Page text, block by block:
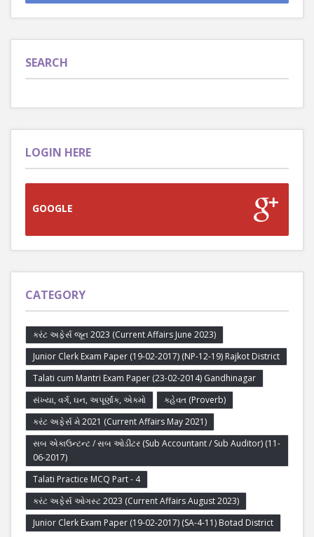
SEARCH
LOGIN HERE
GOOGLE
CATEGORY
કરંટ અફેર્સ જૂન 2023 (Current Affairs June 2023)
Junior Clerk Exam Paper (19-02-2017) (NP-12-19) Rajkot District
Talati cum Mantri Exam Paper (23-02-2014) Gandhinagar
સંખ્યા, વર્ગ, ઘન, અપૂર્ણાંક, એકમો
કહેવત (Proverb)
કરંટ અફેર્સ મે 2021 (Current Affairs May 2021)
સબ એકાઉન્ટન્ટ / સબ ઓડીટર (Sub Accountant / Sub Auditor) (11-
06-2017)
Talati Practice MCQ Part - 4
કરંટ અફેર્સ ઓગસ્ટ 2023 (Current Affairs August 2023)
Junior Clerk Exam Paper (19-02-2017) (SA-4-11) Botad District